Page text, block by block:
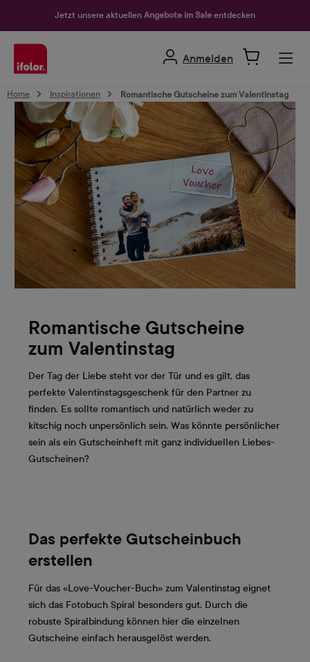
Jetzt unsere aktuellen Angebote im Sale entdecken
Anmelden
Home Inspirationen Romantische Gutscheine zum Valentinstag
Romantische Gutscheine
zum Valentinstag
Der Tag der Liebe steht vor der Tür und es gilt, das
perfekte Valentinstagsgeschenk für den Partner zu
finden. Es sollte romantisch und natürlich weder zu
kitschig noch unpersönlich sein. Was könnte persönlicher
sein als ein Gutscheinheft mit ganz individuellen Liebes-
Gutscheinen?
Das perfekte Gutscheinbuch
erstellen
Für das «Love-Voucher-Buch» zum Valentinstag eignet
sich das Fotobuch Spiral besonders gut. Durch die
robuste Spiralbindung können hier die einzelnen
Gutscheine einfach herausgelöst werden.